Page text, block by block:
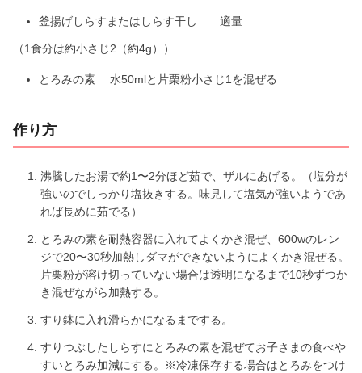
e
釜揚げしらすまたはしらす干し 適量
（1食分は約小さじ2（約4g））
とろみの素 水50mlと片栗粉小さじ1を混ぜる
作り方
沸騰したお湯で約1〜2分ほど茹で、ザルにあげる。（塩分が
強いのでしっかり塩抜きする。味見して塩気が強いようであ
れば長めに茹でる）
とろみの素を耐熱容器に入れてよくかき混ぜ、600wのレン
ジで20〜30秒加熱しダマができないようによくかき混ぜる。
片栗粉が溶け切っていない場合は透明になるまで10秒ずつか
き混ぜながら加熱する。
すり鉢に入れ滑らかになるまでする。
すりつぶしたしらすにとろみの素を混ぜてお子さまの食べや
すいとろみ加減にする。※冷凍保存する場合はとろみをつけ